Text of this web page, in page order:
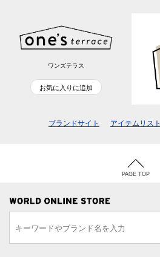
ワンズテラス
お気に入りに追加
ブランドサイト アイテムリスト
PAGE TOP